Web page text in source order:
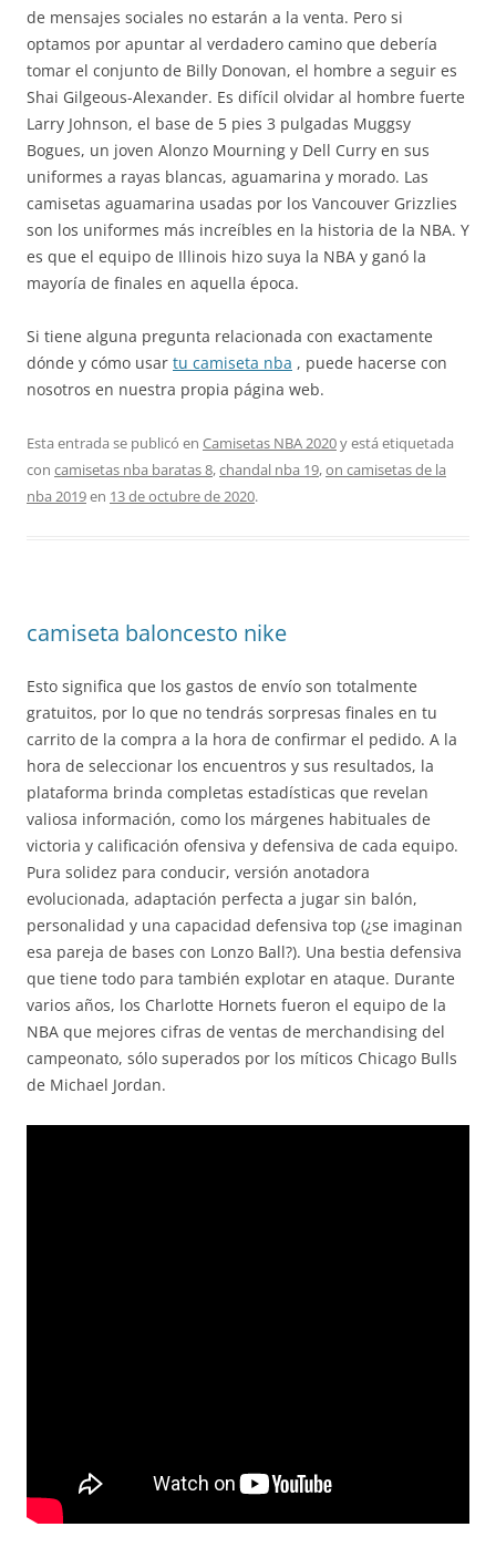
de mensajes sociales no estarán a la venta. Pero si
optamos por apuntar al verdadero camino que debería
tomar el conjunto de Billy Donovan, el hombre a seguir es
Shai Gilgeous-Alexander. Es difícil olvidar al hombre fuerte
Larry Johnson, el base de 5 pies 3 pulgadas Muggsy
Bogues, un joven Alonzo Mourning y Dell Curry en sus
uniformes a rayas blancas, aguamarina y morado. Las
camisetas aguamarina usadas por los Vancouver Grizzlies
son los uniformes más increíbles en la historia de la NBA. Y
es que el equipo de Illinois hizo suya la NBA y ganó la
mayoría de finales en aquella época.
Si tiene alguna pregunta relacionada con exactamente
dónde y cómo usar tu camiseta nba , puede hacerse con
nosotros en nuestra propia página web.
Esta entrada se publicó en Camisetas NBA 2020y está etiquetada
con camisetas nba baratas 8,chandal nba 19,on camisetas de la
nba 2019en 13 de octubre de 2020.
camiseta baloncesto nike
Esto significa que los gastos de envío son totalmente
gratuitos, por lo que no tendrás sorpresas finales en tu
carrito de la compra a la hora de confirmar el pedido. A la
hora de seleccionar los encuentros y sus resultados, la
plataforma brinda completas estadísticas que revelan
valiosa información, como los márgenes habituales de
victoria y calificación ofensiva y defensiva de cada equipo.
Pura solidez para conducir, versión anotadora
evolucionada, adaptación perfecta a jugar sin balón,
personalidad y una capacidad defensiva top (¿se imaginan
esa pareja de bases con Lonzo Ball?). Una bestia defensiva
que tiene todo para también explotar en ataque. Durante
varios años, los Charlotte Hornets fueron el equipo de la
NBA que mejores cifras de ventas de merchandising del
campeonato, sólo superados por los míticos Chicago Bulls
de Michael Jordan.